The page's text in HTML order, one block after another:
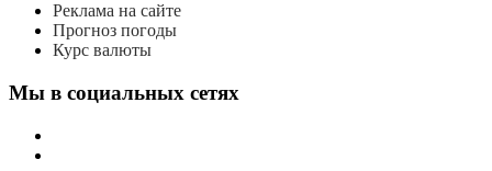
Реклама на сайте
Прогноз погоды
Курс валюты
Мы в социальных сетях